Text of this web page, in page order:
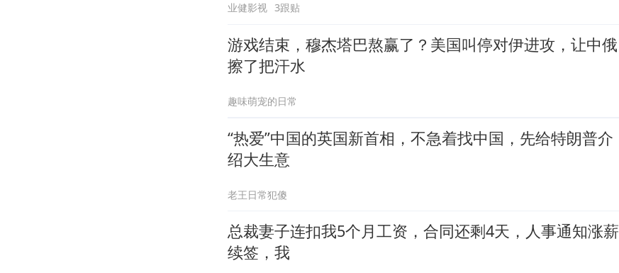
业健影视 3跟贴
游戏结束，穆杰塔巴熬赢了？美国叫停对伊进攻，让中俄
擦了把汗水
趣味萌宠的日常
“热爱”中国的英国新首相，不急着找中国，先给特朗普介
绍大生意
老王日常犯傻
总裁妻子连扣我5个月工资，合同还剩4天，人事通知涨薪
续签，我